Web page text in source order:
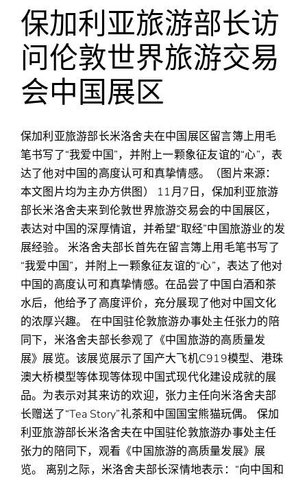
文
化
魅
力
保加利亚旅游部长访
问伦敦世界旅游交易
会中国展区
保加利亚旅游部长米洛舍夫在中国展区留言簿上用毛
笔书写了“我爱中国”，并附上一颗象征友谊的“心”，表
达了他对中国的高度认可和真挚情感。（图片来源：
本文图片均为主办方供图） 11月7日，保加利亚旅游
部长米洛舍夫来到伦敦世界旅游交易会的中国展区，
表达对中国的深厚情谊，并希望“取经”中国旅游业的发
展经验。 米洛舍夫部长首先在留言簿上用毛笔书写了
“我爱中国”，并附上一颗象征友谊的“心”，表达了他对
中国的高度认可和真挚情感。在品尝了中国白酒和茶
水后，他给予了高度评价，充分展现了他对中国文化
的浓厚兴趣。 在中国驻伦敦旅游办事处主任张力的陪
同下，米洛舍夫部长参观了《中国旅游的高质量发
展》展览。该展览展示了国产大飞机C919模型、港珠
澳大桥模型等体现等体现中国式现代化建设成就的展
品。为表示对其来访的欢迎，张力主任向米洛舍夫部
长赠送了“Tea Story”礼茶和中国国宝熊猫玩偶。 保加
利亚旅游部长米洛舍夫在中国驻伦敦旅游办事处主任
张力的陪同下，观看《中国旅游的高质量发展》展
览。 离别之际，米洛舍夫部长深情地表示：“向中国和